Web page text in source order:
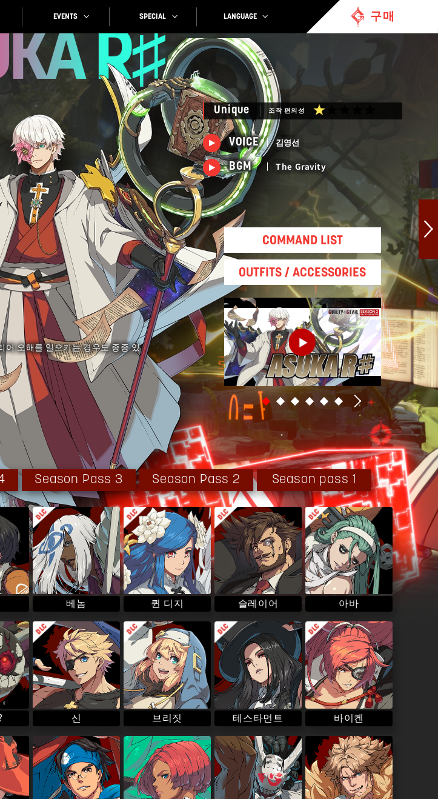
EVENTS SPECIAL LANGUAGE 구매
R♯
어 오해를 일으키는 경우도 종종 있
있다.
Unique 조작 편의성
VOICE 김영선
BGM The Gravity
COMMAND LIST
OUTFITS / ACCESSORIES
Season Pass 3 Season Pass 2 Season pass 1
베놈 퀸 디지 슬레이어 아바
신 브리짓 테스타먼트 바이켄